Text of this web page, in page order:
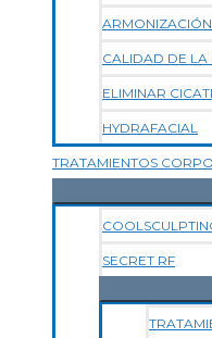
CALIDAD DE LA
ELIMINAR
HYDRAFACIAL
TRATAMIENTOS
SECRET RF